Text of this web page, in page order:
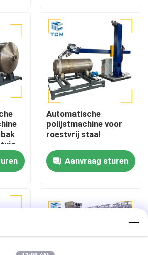
ons op
Automatische
polijstmachine voor
roestvrij staal
Aanvraag sturen